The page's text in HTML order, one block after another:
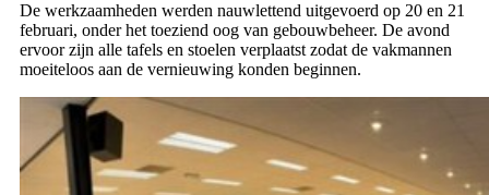
De werkzaamheden werden nauwlettend uitgevoerd op 20 en 21
februari, onder het toeziend oog van gebouwbeheer. De avond
ervoor zijn alle tafels en stoelen verplaatst zodat de vakmannen
moeiteloos aan de vernieuwing konden beginnen.